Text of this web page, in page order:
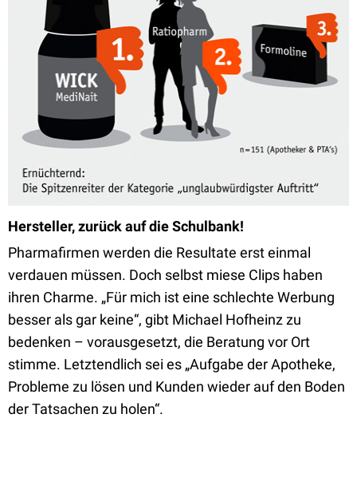
Hersteller, zurück auf die Schulbank!
Pharmafirmen werden die Resultate erst einmal
verdauen müssen. Doch selbst miese Clips haben
ihren Charme. „Für mich ist eine schlechte Werbung
besser als gar keine“, gibt Michael Hofheinz zu
bedenken – vorausgesetzt, die Beratung vor Ort
stimme. Letztendlich sei es „Aufgabe der Apotheke,
Probleme zu lösen und Kunden wieder auf den Boden
der Tatsachen zu holen“.